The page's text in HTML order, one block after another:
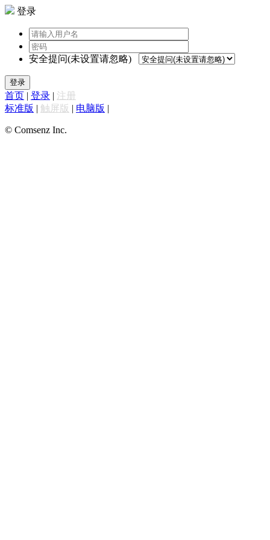
登录
安全提问(未设置请忽略)
登录
首页 | 登录 | 注册
标准版 | 触屏版 | 电脑版 |
© Comsenz Inc.